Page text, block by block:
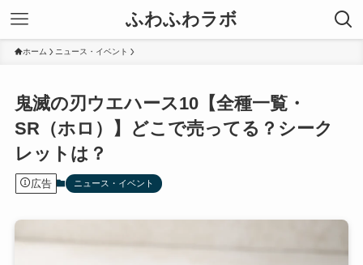
ふわふわラボ
ホーム ニュース・イベント
鬼滅の刃ウエハース10【全種一覧・
SR（ホロ）】どこで売ってる？シーク
レットは？
広告 ニュース・イベント